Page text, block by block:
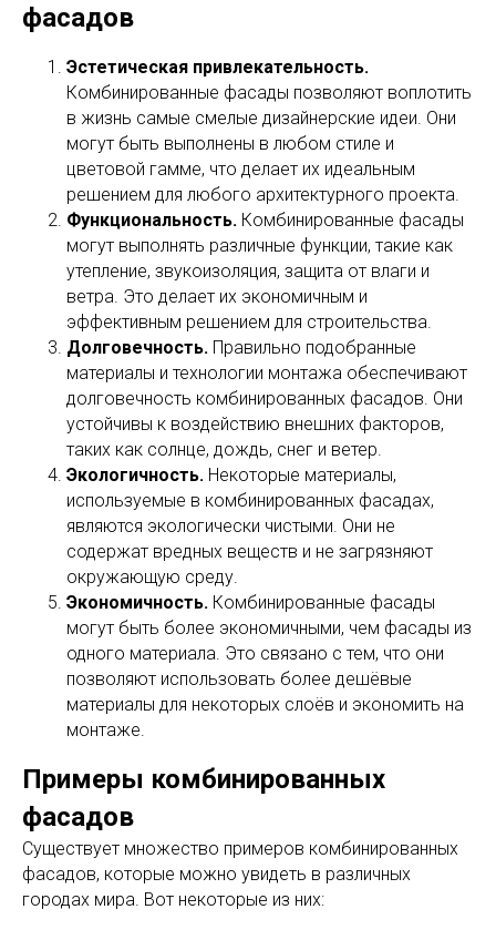
фасадов
Эстетическая привлекательность.
Комбинированные фасады позволяют воплотить
в жизнь самые смелые дизайнерские идеи. Они
могут быть выполнены в любом стиле и
цветовой гамме, что делает их идеальным
решением для любого архитектурного проекта.
Функциональность. Комбинированные фасады
могут выполнять различные функции, такие как
утепление, звукоизоляция, защита от влаги и
ветра. Это делает их экономичным и
эффективным решением для строительства.
Долговечность. Правильно подобранные
материалы и технологии монтажа обеспечивают
долговечность комбинированных фасадов. Они
устойчивы к воздействию внешних факторов,
таких как солнце, дождь, снег и ветер.
Экологичность. Некоторые материалы,
используемые в комбинированных фасадах,
являются экологически чистыми. Они не
содержат вредных веществ и не загрязняют
окружающую среду.
Экономичность. Комбинированные фасады
могут быть более экономичными, чем фасады из
одного материала. Это связано с тем, что они
позволяют использовать более дешёвые
материалы для некоторых слоёв и экономить на
монтаже.
Примеры комбинированных
фасадов
Существует множество примеров комбинированных
фасадов, которые можно увидеть в различных
городах мира. Вот некоторые из них: